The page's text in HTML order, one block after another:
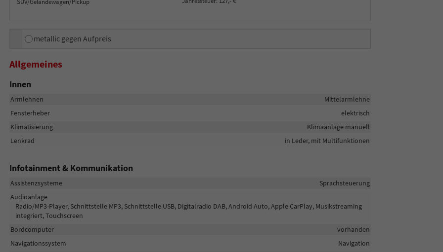
SUV/Geländewagen/Pickup
metallic gegen Aufpreis
Allgemeines
Innen
Armlehnen
Mittelarmlehne
Fensterheber
elektrisch
Klimatisierung
Klimaanlage manuell
Lenkrad
in Leder, mit Multifunktionen
Infotainment & Kommunikation
Assistenzsysteme
Sprachsteuerung
Audioanlage
Radio/MP3-Player, Schnittstelle MP3, Schnittstelle USB, Digitalradio DAB, Android Auto, Apple CarPlay, Musikstreaming
integriert, Touchscreen
Bordcomputer
vorhanden
Navigationssystem
Navigation